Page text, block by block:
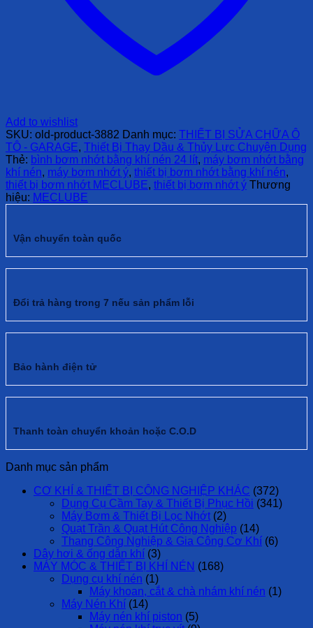
Add to wishlist
SKU: old-product-3882 Danh mục: THIẾT BỊ SỬA CHỮA Ô
TÔ - GARAGE, Thiết Bị Thay Dầu & Thủy Lực Chuyên Dụng
Thẻ: bình bơm nhớt bằng khí nén 24 lít, máy bơm nhớt bằng
khí nén, máy bơm nhớt ý, thiết bị bơm nhớt bằng khí nén,
thiết bị bơm nhớt MECLUBE, thiết bị bơm nhớt ý Thương
hiệu: MECLUBE
Vận chuyển toàn quốc
Đổi trả hàng trong 7 nếu sản phẩm lỗi
Bảo hành điện tử
Thanh toàn chuyển khoản hoặc C.O.D
Danh mục sản phẩm
CƠ KHÍ & THIẾT BỊ CÔNG NGHIỆP KHÁC (372)
Dụng Cụ Cầm Tay & Thiết Bị Phục Hồi (341)
Máy Bơm & Thiết Bị Lọc Nhớt (2)
Quạt Trần & Quạt Hút Công Nghiệp (14)
Thang Công Nghiệp & Gia Công Cơ Khí (6)
Dây hơi & ống dẫn khí (3)
MÁY MÓC & THIẾT BỊ KHÍ NÉN (168)
Dụng cụ khí nén (1)
Máy khoan, cắt & chà nhám khí nén (1)
Máy Nén Khí (14)
Máy nén khí piston (5)